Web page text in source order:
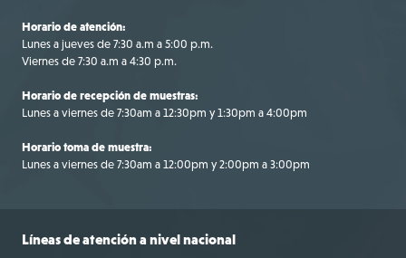
Horario de atención:
Lunes a jueves de 7:30 a.m a 5:00 p.m.
Viernes de 7:30 a.m a 4:30 p.m.
Horario de recepción de muestras:
Lunes a viernes de 7:30am a 12:30pm y 1:30pm a 4:00pm
Horario toma de muestra:
Lunes a viernes de 7:30am a 12:00pm y 2:00pm a 3:00pm
Líneas deatención anivel nacional